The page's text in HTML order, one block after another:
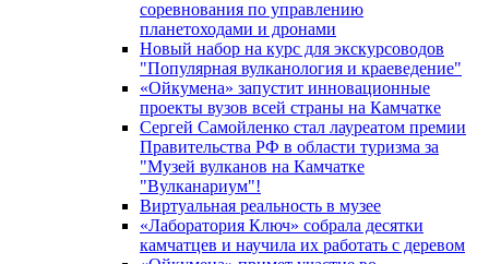
соревнования по управлению
планетоходами и дронами
Новый набор на курс для экскурсоводов
"Популярная вулканология и краеведение"
«Ойкумена» запустит инновационные
проекты вузов всей страны на Камчатке
Сергей Самойленко стал лауреатом премии
Правительства РФ в области туризма за
"Музей вулканов на Камчатке
"Вулканариум"!
Виртуальная реальность в музее
«Лаборатория Ключ» собрала десятки
камчатцев и научила их работать с деревом